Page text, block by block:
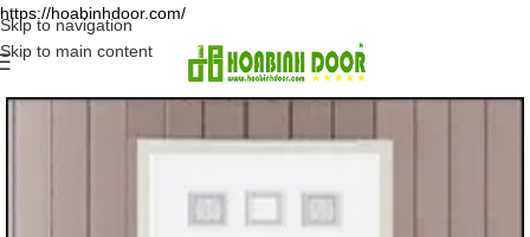
https://hoabinhdoor.com/
Skip to navigation
Skip to main content